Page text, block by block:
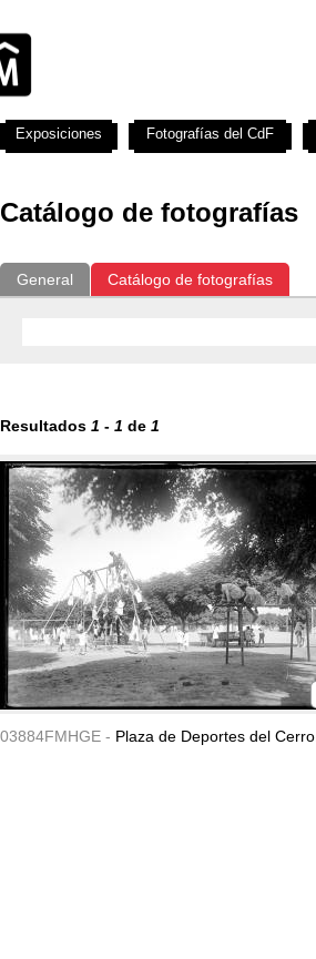
Catálogo de fotografías
General Catálogo de fotografías
Resultados 1 - 1 de 1
03884FMHGE - Plaza de Deportes del Cerro.
Exposiciones Fotografías del CdF